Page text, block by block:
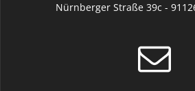
Nürnberger Straße 39c -